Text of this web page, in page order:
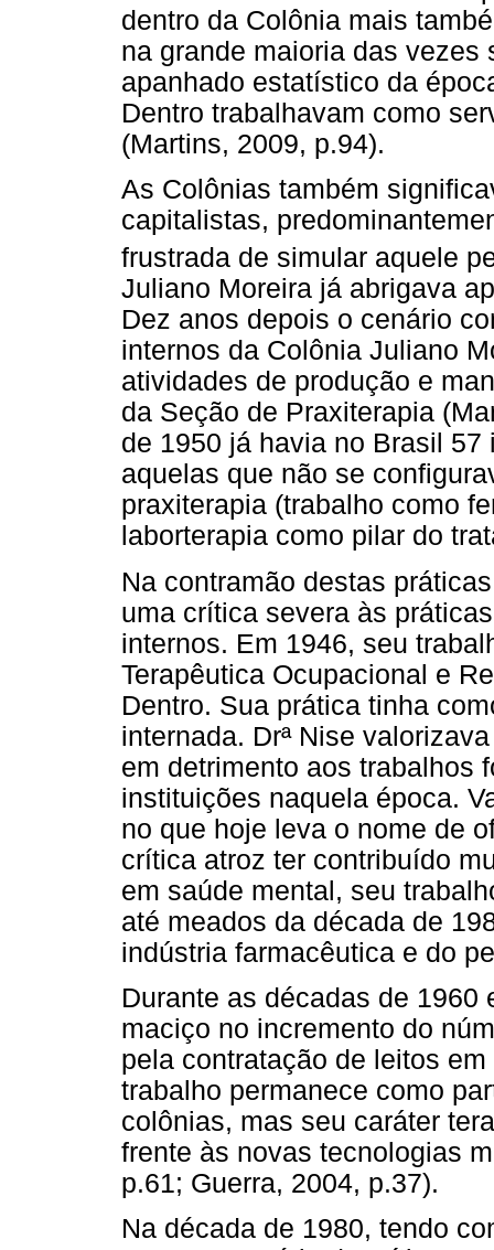
dentro da Colônia mais
na grande maioria das vezes
apanhado estatístico da
Dentro trabalhavam como
(Martins, 2009, p.94).
As Colônias também
capitalistas,
frustrada de simular aquele
Juliano Moreira já abrigava
Dez anos depois o cenário
internos da Colônia Juliano
atividades de produção e
da Seção de Praxiterapia
de 1950 já havia no Brasil
aquelas que não se
praxiterapia (trabalho como
laborterapia como pilar do
Na contramão destas
uma crítica severa às
internos. Em 1946, seu
Terapêutica Ocupacional e
Dentro. Sua prática tinha
internada. Drª Nise
em detrimento aos trabalhos
instituições naquela época.
no que hoje leva o nome de
crítica atroz ter contribuído
em saúde mental, seu
até meados da década de
indústria farmacêutica e do
Durante as décadas de
maciço no incremento do
pela contratação de leitos
trabalho permanece como
colônias, mas seu caráter
frente às novas tecnologias
p.61; Guerra, 2004, p.37).
Na década de 1980, tendo